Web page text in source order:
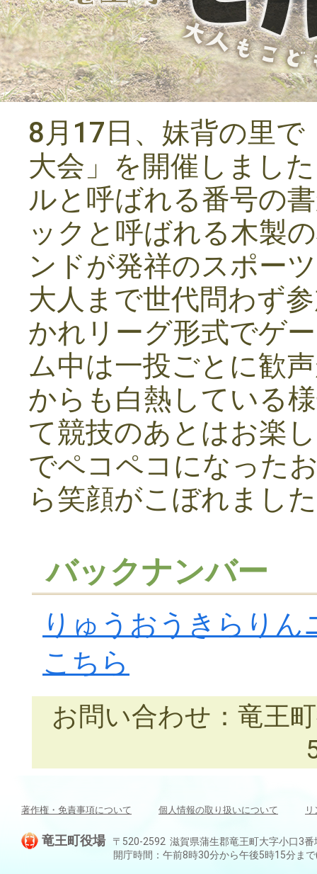
8月17日、妹背の里
大会」を開催しまし
ルと呼ばれる番号の
ックと呼ばれる木製
ンドが発祥のスポー
大人まで世代問わず
かれリーグ形式でゲ
ム中は一投ごとに歓
からも白熱している
て競技のあとはお楽
でペコペコになった
ら笑顔がこぼれまし
バックナンバー
りゅうおうきらり
こちら
お問い合わせ：竜王
著作権・免責事項について 個人情報の取り扱いについて
竜王町役場
〒520-2592 滋賀県蒲生郡竜王町大字小口3
開庁時間：午前8時30分から午後5時15分ま